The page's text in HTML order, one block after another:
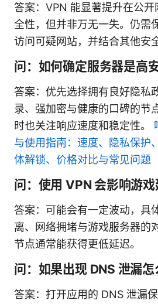
答案：VPN 能显著提升在公
全性，但并非万无一失。仍需
访问可疑网站，并结合其他安
问：如何确定服务器是高
答案：优先选择拥有良好隐私
录、强加密与健康的口碑的节
时也关注响应速度和稳定性。
与使用指南：速度、隐私保护
体解锁、价格对比与常见问题
问：使用 VPN 会影响游戏
答案：可能会有一定波动，具
离、网络拥堵与游戏服务器的
节点通常能获得更低延迟。
问：如果出现 DNS 泄漏怎
答案：打开应用的 DNS 泄漏